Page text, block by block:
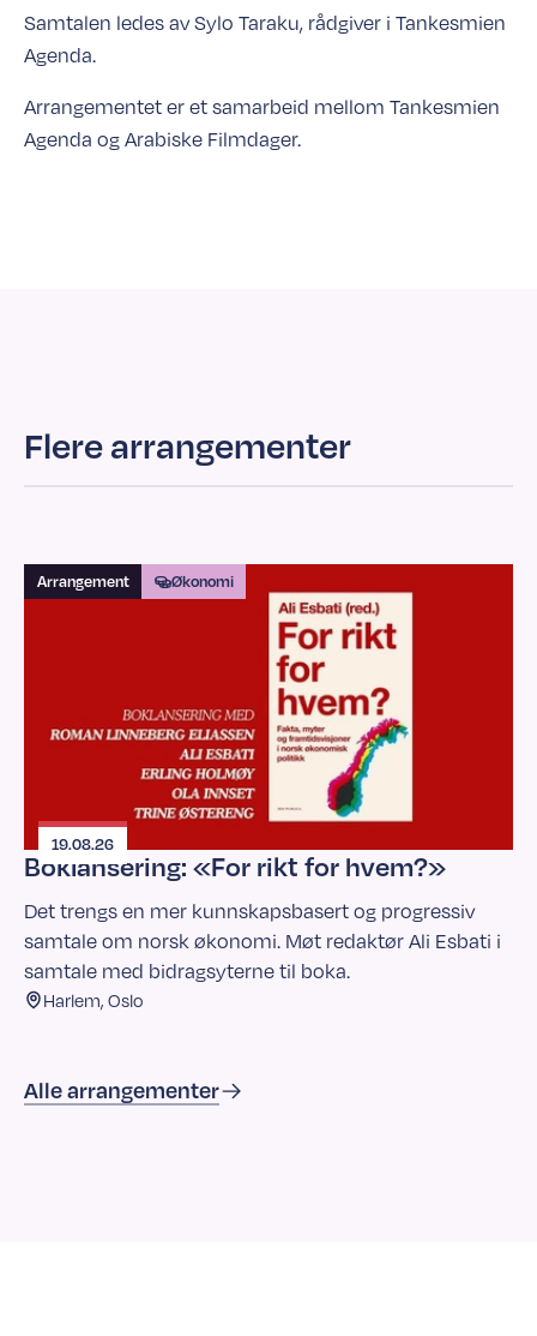
Samtalen ledes av Sylo Taraku, rådgiver i Tankesmien
Agenda.
Arrangementet er et samarbeid mellom Tankesmien
Agenda og Arabiske Filmdager.
Flere arrangementer
19.08.26
Boklansering: «For rikt for hvem?»
Det trengs en mer kunnskapsbasert og progressiv
samtale om norsk økonomi. Møt redaktør Ali Esbati i
samtale med bidragsyterne til boka.
Arrangement Økonomi
Harlem, Oslo
Alle arrangementer